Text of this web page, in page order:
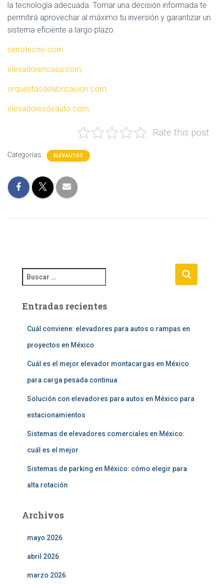
la tecnología adecuada. Tomar una decisión informada te
permitirá aprovechar al máximo tu inversión y garantizar un
sistema eficiente a largo plazo.
serretecno.com
elevadorencasa.com
orquestasdelubricacion.com
elevadoresdeauto.com
Rate this post
Categorías: ELEVAUTOS
u
c
Entradas recientes
Cuál conviene: elevadores para autos o rampas en
proyectos en México
Cuál es el mejor elevador montacargas en México
para carga pesada continua
Solución con elevadores para autos en México para
estacionamientos
Sistemas de elevadores comerciales en México:
cuál es el mejor
Sistemas de parking en México: cómo elegir para
alta rotación
Archivos
mayo 2026
abril 2026
marzo 2026